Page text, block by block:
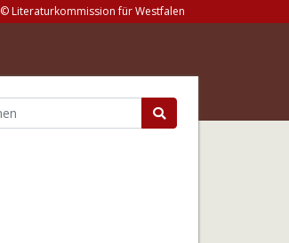
© Literaturkommission für Westfalen